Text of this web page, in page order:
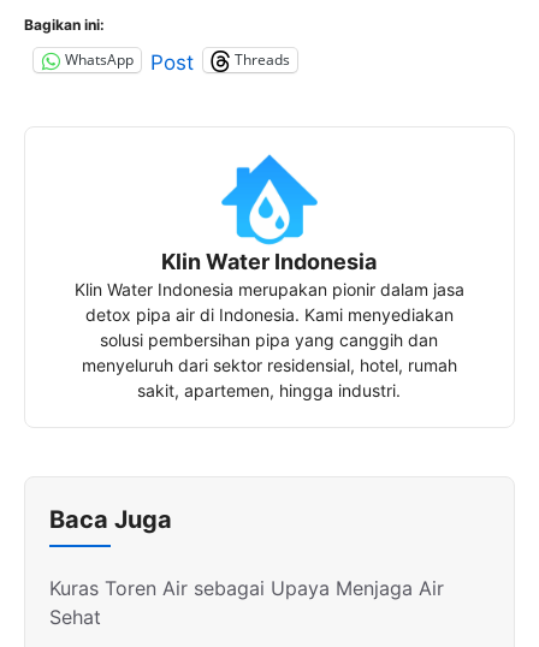
Bagikan ini:
WhatsApp Post Threads
Klin Water Indonesia
Klin Water Indonesia merupakan pionir dalam jasa
detox pipa air di Indonesia. Kami menyediakan
solusi pembersihan pipa yang canggih dan
menyeluruh dari sektor residensial, hotel, rumah
sakit, apartemen, hingga industri.
Baca Juga
Kuras Toren Air sebagai Upaya Menjaga Air
Sehat